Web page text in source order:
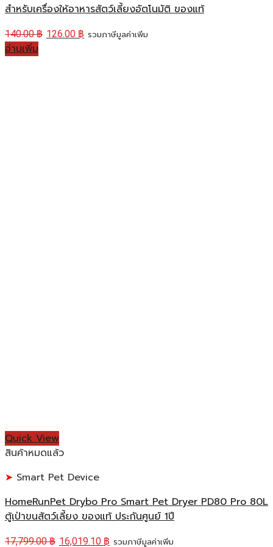
สำหรับเครื่องให้อาหารสัตว์เลี้ยงอัตโนมัติ ของแท้
140.00฿ 126.00 ฿ รวมภาษีมูลค่าเพิ่ม
อ่านเพิ่ม
Quick View
สินค้าหมดแล้ว
Smart Pet Device
HomeRunPet Drybo Pro Smart Pet Dryer PD80 Pro 80L
ตู้เป่าขนสัตว์เลี้ยง ของแท้ ประกันศูนย์ 1ปี
17,799.00฿ 16,019.10 ฿ รวมภาษีมูลค่าเพิ่ม